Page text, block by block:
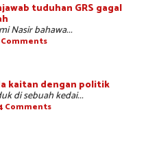
tuduhan GRS gagal
Nasir bahawa...
kaitan dengan politik
di sebuah kedai...
Comments